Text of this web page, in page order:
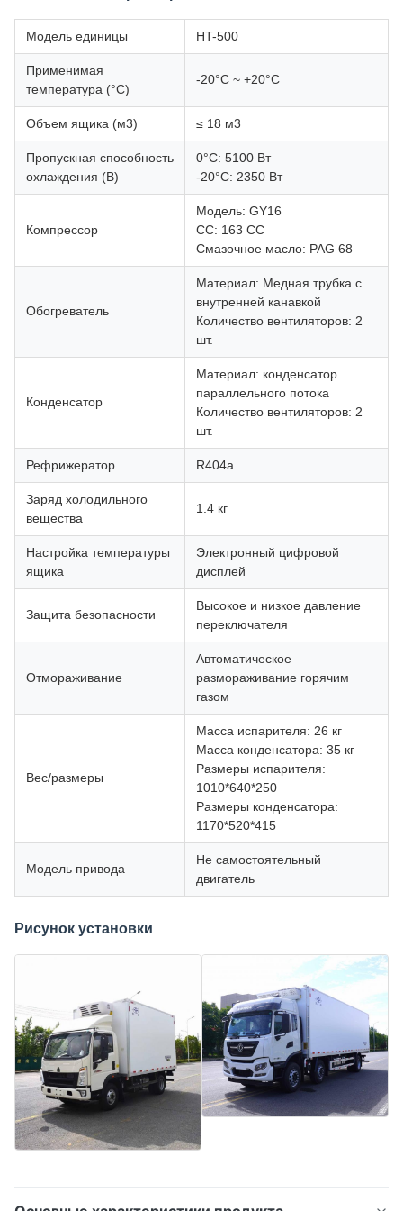
Модель единицы HT-500
Применимая
температура (°C)
-20°C ~ +20°C
Объем ящика (м3) ≤ 18 м3
Пропускная способность
охлаждения (В)
0°C: 5100 Вт
-20°С: 2350 Вт
Компрессор
Модель: GY16
CC: 163 CC
Смазочное масло: PAG 68
Обогреватель
Материал: Медная трубка с
внутренней канавкой
Количество вентиляторов: 2
шт.
Конденсатор
Материал: конденсатор
параллельного потока
Количество вентиляторов: 2
шт.
Рефрижератор R404a
Заряд холодильного
вещества
1.4 кг
Настройка температуры
ящика
Электронный цифровой
дисплей
Защита безопасности
Высокое и низкое давление
переключателя
Отмораживание
Автоматическое
размораживание горячим
газом
Вес/размеры
Масса испарителя: 26 кг
Масса конденсатора: 35 кг
Размеры испарителя:
1010*640*250
Размеры конденсатора:
1170*520*415
Модель привода
Не самостоятельный
двигатель
Рисунок установки